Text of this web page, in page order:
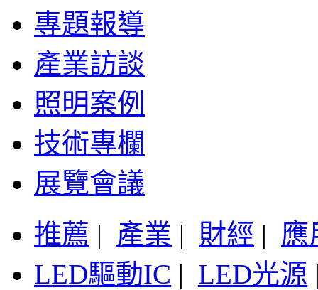
專題報導
產業訪談
照明案例
技術專欄
展覽會議
推薦 | 產業 | 財經 | 應
LED驅動IC | LED光源